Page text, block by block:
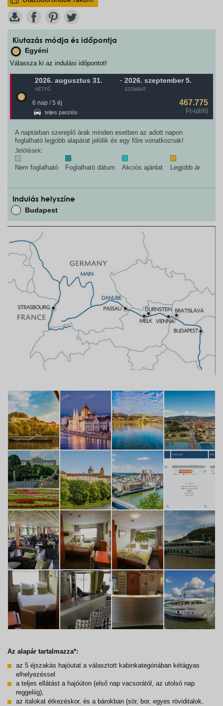
Kiutazás módja és időpontja
Egyéni
Válassza ki az indulási időpontot!
2026. augusztus 31.
HÉTFŐ
- 2026. szeptember 5.
SZOMBAT
6 nap / 5 éj
teljes panziós
467.775
Ft-tól/fő
A naptárban szereplő árak minden esetben az adott napon
foglalható legjobb alapárat jelölik és egy főre vonatkoznak!
Jelölések:
Nem foglalható Foglalható dátum Akciós ajánlat Legjobb ár
Indulás helyszíne
Budapest
Az alapár tartalmazza*:
az 5 éjszakás hajóutat a választott kabinkategóriában kétágyas
elhelyezéssel
a teljes ellátást a hajóúton (első nap vacsorától, az utolsó nap
reggeliig),
az italokat étkezéskor, és a bárokban (sör, bor, egyes röviditalok,